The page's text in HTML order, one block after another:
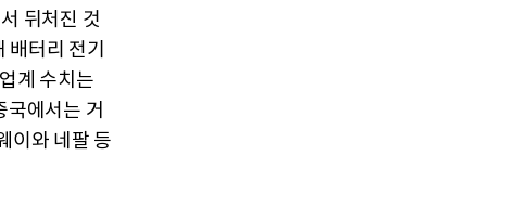
뒤처진 것
터리 전기
계 수치는
국에서는 거
이와 네팔 등